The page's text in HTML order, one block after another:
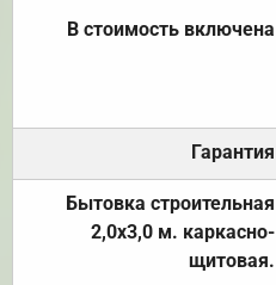
В стоимость включена
Гарантия
Бытовка строительная
2,0х3,0 м. каркасно-
щитовая.